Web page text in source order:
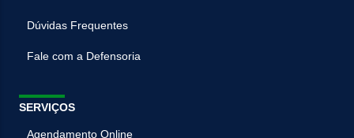
Dúvidas Frequentes
Fale com a Defensoria
SERVIÇOS
Agendamento Online